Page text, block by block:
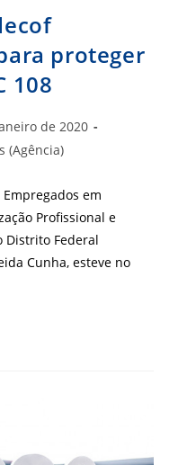
proteger
108
de 2020
(Agência)
em
Profissional e
Distrito Federal
Cunha, esteve no